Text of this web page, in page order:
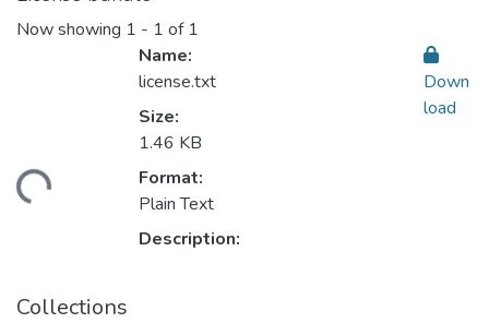
Now showing 1 - 1 of 1
Name:
license.txt
Size:
1.46 KB
Format:
Plain Text
Description:
Down
load
Collections